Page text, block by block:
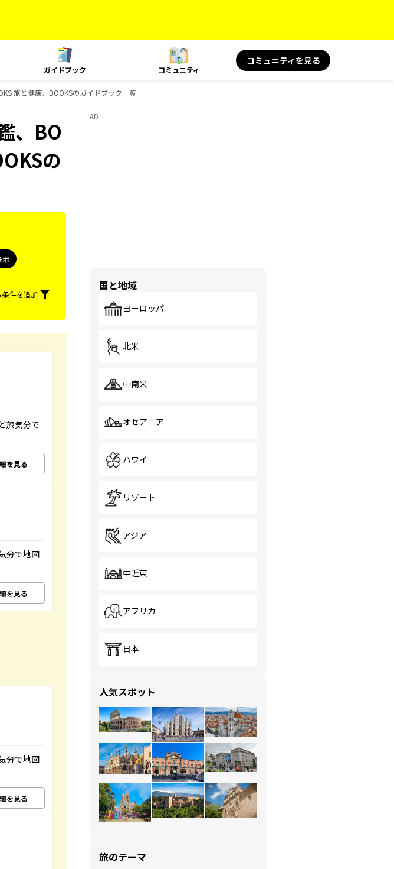
ガイドブック コミュニティ
コミュニティを見る
旅と健康、BOOKSのガイドブック一覧
、BO
の
ボ
件を追加
旅気分で
を見る
分で地図
を見る
分で地図
を見る
AD
国と地域
ヨーロッパ
北米
中南米
オセアニア
ハワイ
リゾート
アジア
中近東
アフリカ
日本
人気スポット
旅のテーマ